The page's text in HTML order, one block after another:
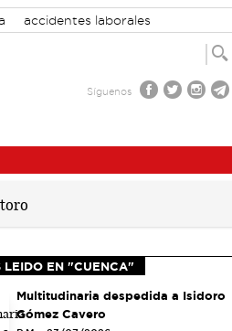
accidentes laborales
Síguenos
LEIDO EN "CUENCA"
Multitudinaria despedida a Isidoro
Gómez Cavero